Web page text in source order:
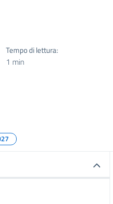
Tempo di lettura:
1 min